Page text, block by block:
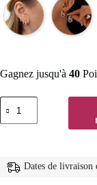
Gagnez jusqu'à 40
quantité
de
Petites
argentDates de livraison